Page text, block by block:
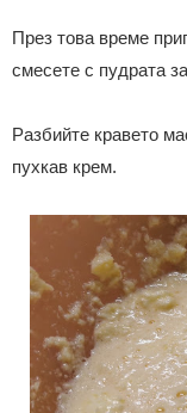
През това време
смесете с пудрата
Разбийте кравето
пухкав крем.